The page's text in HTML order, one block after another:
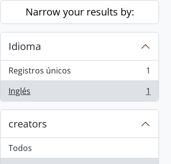
Skip to main content
Narrow your results by:
Idioma
Registros únicos
, 1 resultados
1
Inglés
, 1 resultados 1
creators
Todos